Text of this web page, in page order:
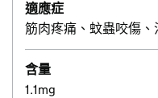
適應症
筋肉疼痛、蚊蟲咬傷、
含量
1.1mg